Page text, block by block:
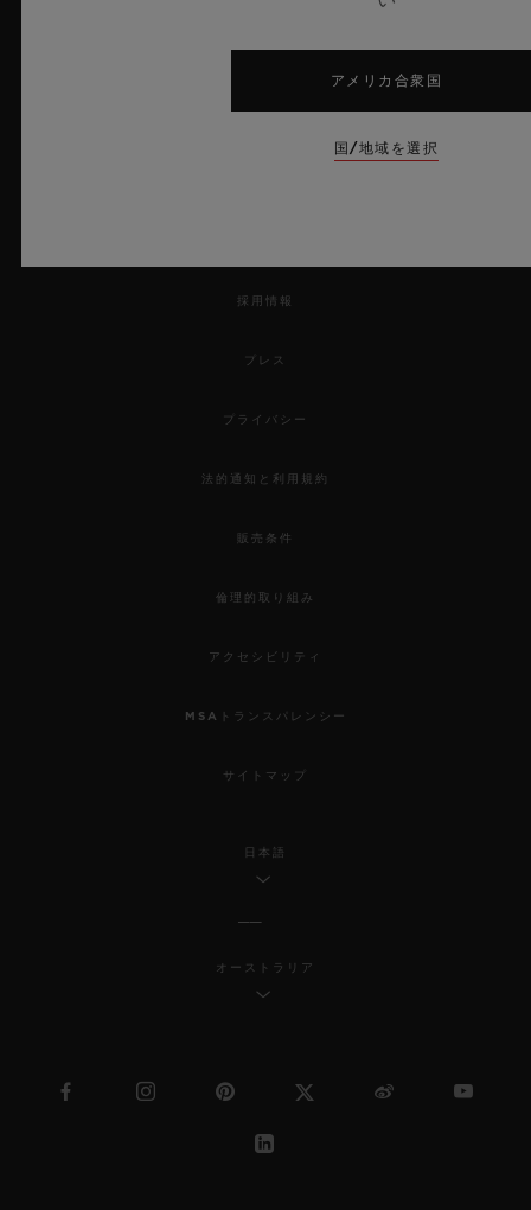
採用情報
プレス
プライバシー
法的通知と利用規約
販売条件
倫理的取り組み
アクセシビリティ
MSAトランスパレンシー
サイトマップ
日本語
オーストラリア
アメリカ合衆国
国/地域を選択